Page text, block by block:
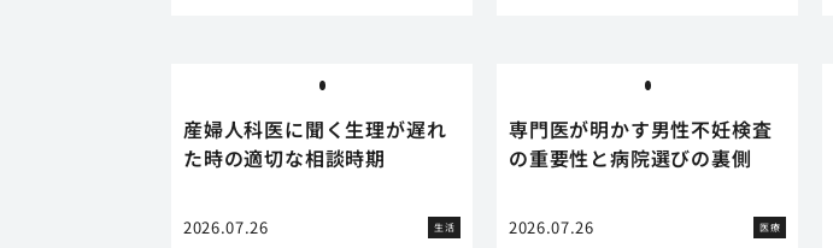
産婦人科医に聞く生理が遅れ
た時の適切な相談時期
2026.07.26 生活
専門医が明かす男性不妊検査
の重要性と病院選びの裏側
2026.07.26 医療